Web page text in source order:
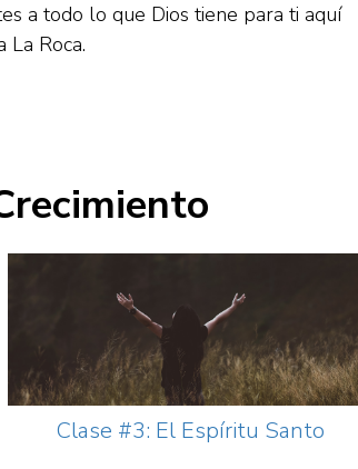
a todo lo que Dios tiene para ti aquí
La Roca.
Clase #3: El Espíritu Santo